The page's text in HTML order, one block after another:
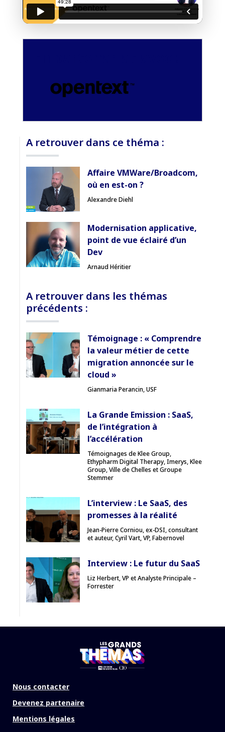
Débloquer la vidéo
A retrouver dans ce théma :
Affaire VMWare/Broadcom,
où en est-on ?
Alexandre Diehl
Modernisation applicative,
point de vue éclairé d’un
Dev
Arnaud Héritier
A retrouver dans les thémas
précédents :
Témoignage : « Comprendre
la valeur métier de cette
migration annoncée sur le
cloud »
Gianmaria Perancin, USF
La Grande Emission : SaaS,
de l’intégration à
l’accélération
Témoignages de Klee Group,
Ethypharm Digital Therapy, Imerys, Klee
Group, Ville de Chelles et Groupe
Stemmer
L’interview : Le SaaS, des
promesses à la réalité
Jean-Pierre Corniou, ex-DSI, consultant
et auteur, Cyril Vart, VP, Fabernovel
Interview : Le futur du SaaS
Liz Herbert, VP et Analyste Principale –
Forrester
Nous contacter
Devenez partenaire
Mentions légales